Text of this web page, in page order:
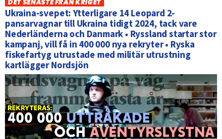
DET SENASTE FRÅN KRIGET
Ukraina-svepet: Ytterligare 14 Leopard 2-
pansarvagnar till Ukraina tidigt 2024, tack vare
Nederländerna och Danmark • Ryssland startar stor
kampanj, vill få in 400 000 nya rekryter • Ryska
fiskefartyg utrustade med militär utrustning
kartlägger Nordsjön